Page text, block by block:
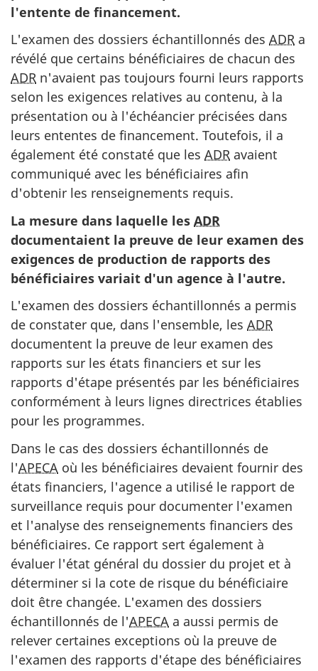
l'entente de financement.
L'examen des dossiers échantillonnés des ADR a
révélé que certains bénéficiaires de chacun des
ADR n'avaient pas toujours fourni leurs rapports
selon les exigences relatives au contenu, à la
présentation ou à l'échéancier précisées dans
leurs ententes de financement. Toutefois, il a
également été constaté que les ADR avaient
communiqué avec les bénéficiaires afin
d'obtenir les renseignements requis.
La mesure dans laquelle les ADR
documentaient la preuve de leur examen des
exigences de production de rapports des
bénéficiaires variait d'un agence à l'autre.
L'examen des dossiers échantillonnés a permis
de constater que, dans l'ensemble, les ADR
documentent la preuve de leur examen des
rapports sur les états financiers et sur les
rapports d'étape présentés par les bénéficiaires
conformément à leurs lignes directrices établies
pour les programmes.
Dans le cas des dossiers échantillonnés de
l'APECA où les bénéficiaires devaient fournir des
états financiers, l'agence a utilisé le rapport de
surveillance requis pour documenter l'examen
et l'analyse des renseignements financiers des
bénéficiaires. Ce rapport sert également à
évaluer l'état général du dossier du projet et à
déterminer si la cote de risque du bénéficiaire
doit être changée. L'examen des dossiers
échantillonnés de l'APECA a aussi permis de
relever certaines exceptions où la preuve de
l'examen des rapports d'étape des bénéficiaires